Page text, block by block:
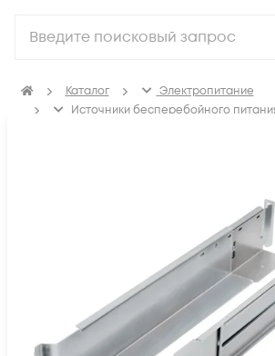
Каталог
Электропитание
Источники бесперебойного